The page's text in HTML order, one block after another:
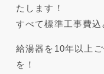
たします！
すべて標準工事費込
給湯器を10年以上
を！